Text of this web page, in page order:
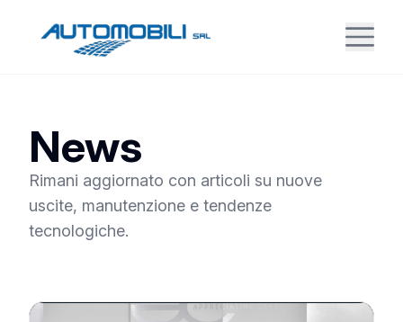
News
Rimani aggiornato con articoli su nuove
uscite, manutenzione e tendenze
tecnologiche.